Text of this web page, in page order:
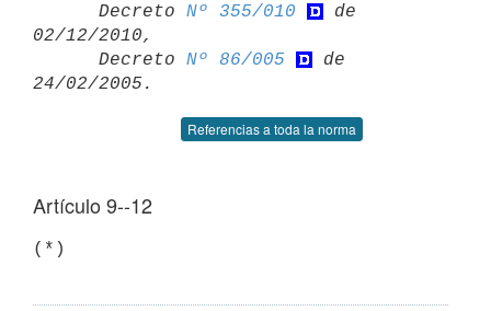
Decreto Nº 355/010
de
02/12/2010,
      Decreto
Nº 86/005
de
Referencias a toda la norma
Artículo 9--12
(*)